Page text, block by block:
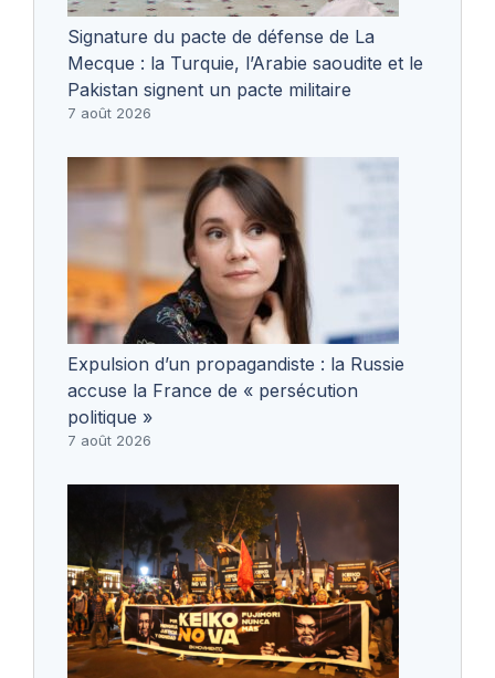
Signature du pacte de défense de La
Mecque : la Turquie, l’Arabie saoudite et le
Pakistan signent un pacte militaire
7 août 2026
Expulsion d’un propagandiste : la Russie
accuse la France de « persécution
politique »
7 août 2026